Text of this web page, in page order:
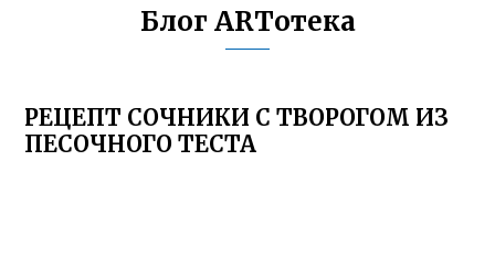
Блог ARTотека
РЕЦЕПТ СОЧНИКИ С ТВОРОГОМ ИЗ
ПЕСОЧНОГО ТЕСТА